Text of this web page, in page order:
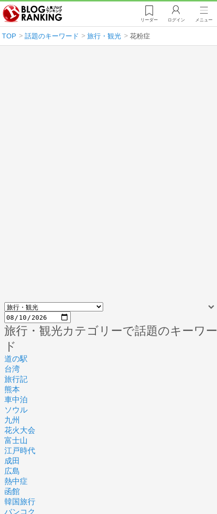
リーダー ログイン メニュー
TOP 話題のキーワード 旅行・観光 花粉症
旅行・観光カテゴリーで話題のキーワー
ド
道の駅
台湾
旅行記
熊本
車中泊
ソウル
九州
花火大会
富士山
江戸時代
成田
広島
熱中症
函館
韓国旅行
バンコク